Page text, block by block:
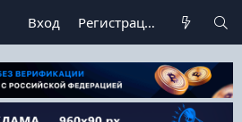
Вход Регистрация